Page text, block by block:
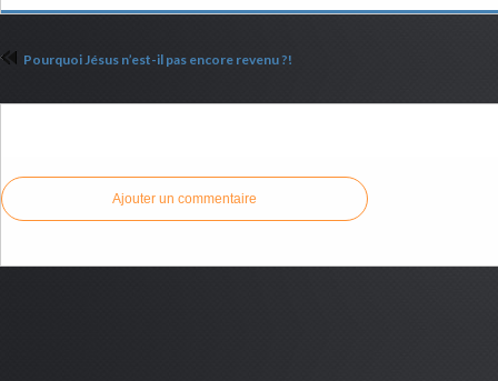
Pourquoi Jésus n’est-il pas encore revenu ?!
Ajouter un commentaire